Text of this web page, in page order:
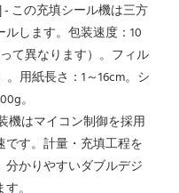
します。包装速度：10
て異なります）。フィル
用紙長さ：1～16cm。シ
。
です。計量・充填工程を
かりやすいダブルデジ
。